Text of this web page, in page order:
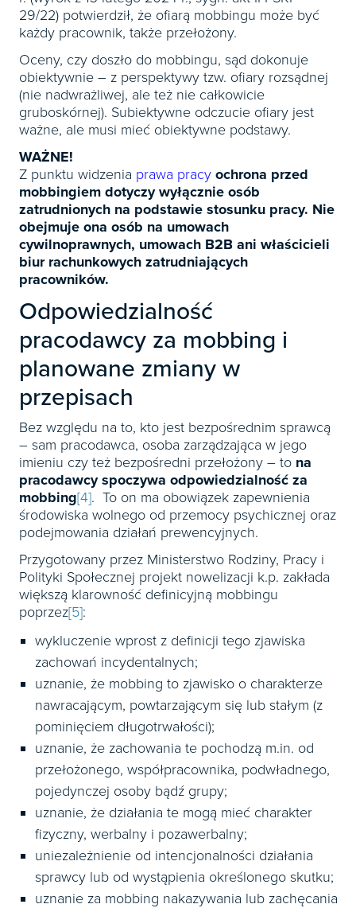
29/22) potwierdził, że ofiarą mobbingu może być
każdy pracownik, także przełożony.
Oceny, czy doszło do mobbingu, sąd dokonuje
obiektywnie – z perspektywy tzw. ofiary rozsądnej
(nie nadwrażliwej, ale też nie całkowicie
gruboskórnej). Subiektywne odczucie ofiary jest
ważne, ale musi mieć obiektywne podstawy.
WAŻNE!
Z punktu widzenia prawa pracy ochrona przed
mobbingiem dotyczy wyłącznie osób
zatrudnionych na podstawie stosunku pracy. Nie
obejmuje ona osób na umowach
cywilnoprawnych, umowach B2B ani właścicieli
biur rachunkowych zatrudniających
pracowników.
Odpowiedzialność
pracodawcy za mobbing i
planowane zmiany w
przepisach
Bez względu na to, kto jest bezpośrednim sprawcą
– sam pracodawca, osoba zarządzająca w jego
imieniu czy też bezpośredni przełożony – to na
pracodawcy spoczywa odpowiedzialność za
mobbing[4]. To on ma obowiązek zapewnienia
środowiska wolnego od przemocy psychicznej oraz
podejmowania działań prewencyjnych.
Przygotowany przez Ministerstwo Rodziny, Pracy i
Polityki Społecznej projekt nowelizacji k.p. zakłada
większą klarowność definicyjną mobbingu
poprzez[5]:
wykluczenie wprost z definicji tego zjawiska
zachowań incydentalnych;
uznanie, że mobbing to zjawisko o charakterze
nawracającym, powtarzającym się lub stałym (z
pominięciem długotrwałości);
uznanie, że zachowania te pochodzą m.in. od
przełożonego, współpracownika, podwładnego,
pojedynczej osoby bądź grupy;
uznanie, że działania te mogą mieć charakter
fizyczny, werbalny i pozawerbalny;
uniezależnienie od intencjonalności działania
sprawcy lub od wystąpienia określonego skutku;
uznanie za mobbing nakazywania lub zachęcania